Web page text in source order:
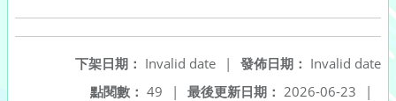
發佈日期： Invalid date
下架日期： Invalid date
|
最後更新日期： 2026-06-23 |
點閱數： 49 |